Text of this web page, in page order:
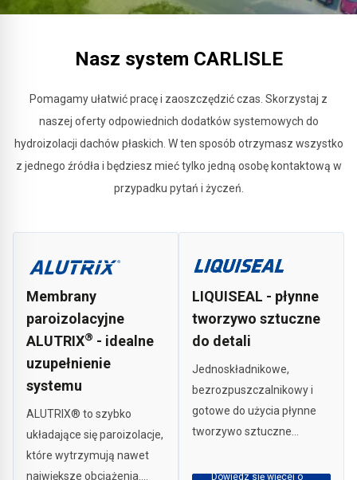
Nasz system CARLISLE
Pomagamy ułatwić pracę i zaoszczędzić czas. Skorzystaj z
naszej oferty odpowiednich dodatków systemowych do
hydroizolacji dachów płaskich. W ten sposób otrzymasz wszystko
z jednego źródła i będziesz mieć tylko jedną osobę kontaktową w
przypadku pytań i życzeń.
Membrany
paroizolacyjne
ALUTRIX® - idealne
uzupełnienie
systemu
ALUTRIX® to szybko
układające się paroizolacje,
które wytrzymują nawet
największe obciążenia.
LIQUISEAL - płynne
tworzywo sztuczne
do detali
Jednoskładnikowe,
bezrozpuszczalnikowy i
gotowe do użycia płynne
tworzywo sztuczne
idealnym uzupełnieniem
Dowiedz się więcej o